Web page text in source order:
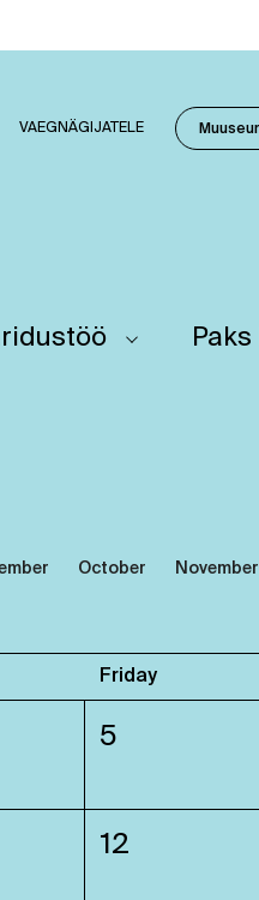
VAEGNÄGIJATELE
October November
Friday
5
12